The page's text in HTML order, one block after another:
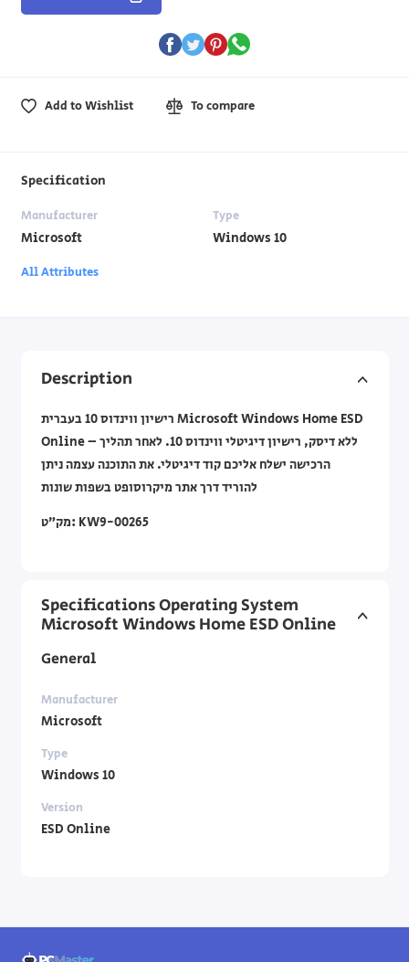
Add to Wishlist To compare
Specification
Manufacturer
Microsoft
Type
Windows 10
All Attributes
Description
רישיון ווינדוס 10 בעברית Microsoft Windows Home ESD
Online – ללא דיסק, רישיון דיגיטלי ווינדוס 10. לאחר תהליך
הרכישה ישלח אליכם קוד דיגיטלי. את התוכנה עצמה ניתן
להוריד דרך אתר מיקרוסופט בשפות שונות
מק”ט: KW9-00265
Specifications Operating System
Microsoft Windows Home ESD Online
General
Manufacturer
Microsoft
Type
Windows 10
Version
ESD Online